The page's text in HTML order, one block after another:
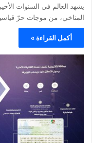
يشهد العالم في السنوات
المناخي، من موجات حرّ
أكمل القراءة »